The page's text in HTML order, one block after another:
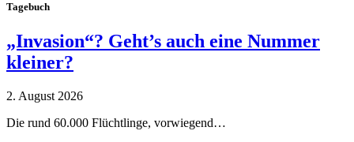
Tagebuch
„Invasion“? Geht’s auch eine Nummer
kleiner?
2. August 2026
Die rund 60.000 Flüchtlinge, vorwiegend…